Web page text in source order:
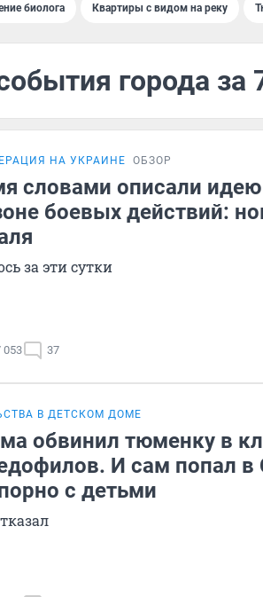
биолога Квартиры с видом на реку
города за
НА УКРАИНЕ ОБЗОР
словами описали идею
боевых действий:
за эти сутки
053 37
В ДЕТСКОМ ДОМЕ
обвинил тюменку в
И сам попал в
с детьми